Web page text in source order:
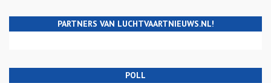
PARTNERS VAN LUCHTVAARTNIEUWS.NL!
POLL